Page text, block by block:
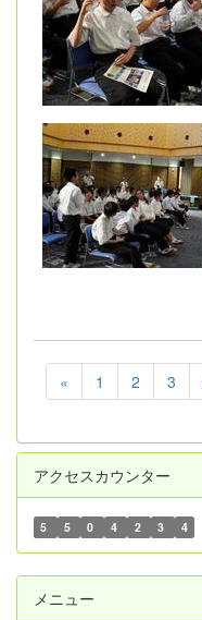
« 1 2 3
アクセスカウンター
5 5 0 4 2 3 4
メニュー